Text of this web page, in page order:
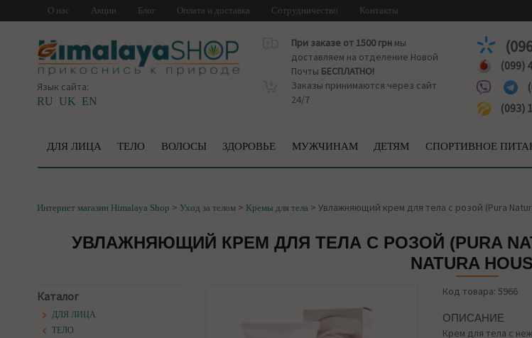
О нас Акции Блог Оплата и доставка Сотрудничество Контакты
Язык сайта:
RU UK EN
При заказе от 1500 грнмы
доставляем на отделение Новой
Почты БЕСПЛАТНО!
Заказы принимаются через сайт
24/7
(099)
(093)
ДЛЯ ЛИЦА ТЕЛО ВОЛОСЫ ЗДОРОВЬЕ МУЖЧИНАМ ДЕТЯМ СПОРТИВНОЕ
Интернет магазин Himalaya Shop > Уход за телом > Кремы для тела > Увлажняющий крем для тела c розой (Pura
УВЛАЖНЯЮЩИЙ КРЕМ ДЛЯ ТЕЛА C РОЗОЙ (PURA
NATURA
Каталог
ДЛЯ ЛИЦА
ТЕЛО
Код товара: 5966
ОПИСАНИЕ
Крем для тела с